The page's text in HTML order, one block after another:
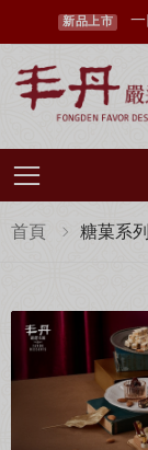
新品上市
點我加入會員 丰
首頁 糖菓系列